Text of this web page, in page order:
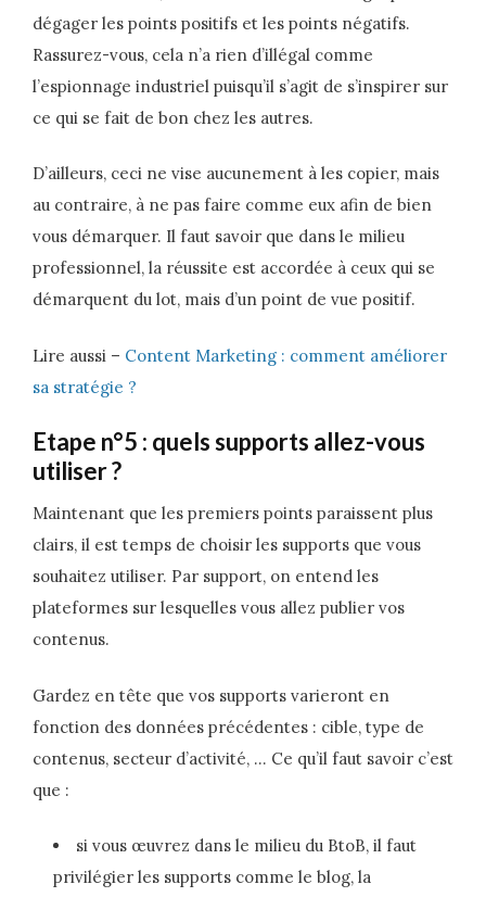
dégager les points positifs et les points négatifs.
Rassurez-vous, cela n’a rien d’illégal comme
l’espionnage industriel puisqu’il s’agit de s’inspirer sur
ce qui se fait de bon chez les autres.
D’ailleurs, ceci ne vise aucunement à les copier, mais
au contraire, à ne pas faire comme eux afin de bien
vous démarquer. Il faut savoir que dans le milieu
professionnel, la réussite est accordée à ceux qui se
démarquent du lot, mais d’un point de vue positif.
Lire aussi – Content Marketing : comment améliorer
sa stratégie ?
Etape n°5 : quels supports allez-vous
utiliser ?
Maintenant que les premiers points paraissent plus
clairs, il est temps de choisir les supports que vous
souhaitez utiliser. Par support, on entend les
plateformes sur lesquelles vous allez publier vos
contenus.
Gardez en tête que vos supports varieront en
fonction des données précédentes : cible, type de
contenus, secteur d’activité, … Ce qu’il faut savoir c’est
que :
si vous œuvrez dans le milieu du BtoB, il faut
privilégier les supports comme le blog, la